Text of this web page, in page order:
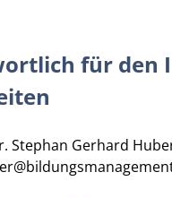
für den
Stephan Gerhard